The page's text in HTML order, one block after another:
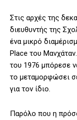
Στις αρχές της
διευθυντής της
ένα μικρό
Place του
του 1976 μπόρεσε
το μεταμορφώσει
για τον ίδιο.
Παρόλο που η